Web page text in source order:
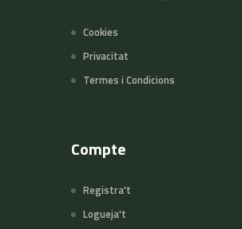
Cookies
Privacitat
Termes i Condicions
Compte
Registra't
Logueja't